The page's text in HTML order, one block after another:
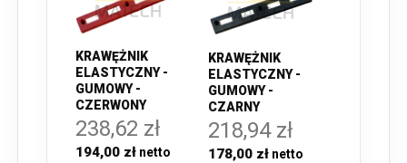
KRAWĘŻNIK
ELASTYCZNY -
GUMOWY -
CZERWONY
238,62 zł
194,00 zł
KRAWĘŻNIK
ELASTYCZNY -
GUMOWY -
CZARNY
218,94 zł
178,00 zł